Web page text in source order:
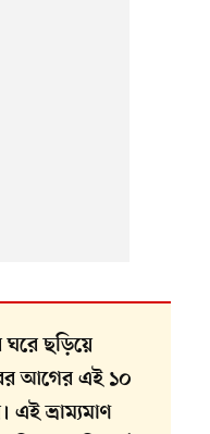
ছড়িয়ে
আগের এই ১০
এই ভ্রাম্যমাণ